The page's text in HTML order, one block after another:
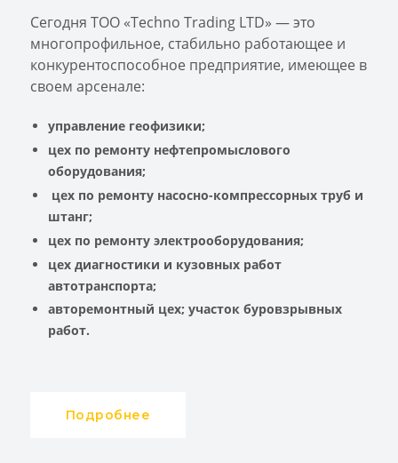
Сегодня ТОО «Techno Trading LTD» — это
многопрофильное, стабильно работающее и
конкурентоспособное предприятие, имеющее в
своем арсенале:
управление геофизики;
цех по ремонту нефтепромыслового
оборудования;
цех по ремонту насосно-компрессорных труб и
штанг;
цех по ремонту электрооборудования;
цех диагностики и кузовных работ
автотранспорта;
авторемонтный цех; участок буровзрывных
работ.
Подробнее